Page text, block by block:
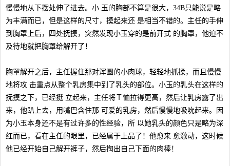
慢慢地从下摆处伸了进去。小 玉的胸部不算是很大，34B只能说是略
为丰满而已，但是这样的尺寸，摸起来还 是相当不错的。主任的手伸
到胸罩上后，四处抚摸，突然发现小玉穿的是前开式 的胸罩，他迫不
及待地就把胸罩给解开了！
胸罩解开之后，主任握住那对浑圆的小肉球，轻轻地抓揉，而且慢慢
地将攻 击重点从整个乳房集中到了乳头的部位。小玉的乳头在这样的
抚摸之下，已经挺 立起来，主任将Ｔ恤拉得更高，然后让乳房露了出
来，他趴上去，用嘴巴含住那 可爱的乳房，然后慢慢地吸吮起来。因
为小玉本身还不是有过许多的性经验，所 以她乳头的颜色只是略为深
红而已，看在主任的眼里，已经属于上品了！他愈来 愈激动，这时候
他已经开始自己解开裤子，然后掏出自己下面的肉棒！